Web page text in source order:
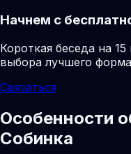
Начнем с
Короткая беседа на
выбора лучшего
Связаться
Особенности
Собинка